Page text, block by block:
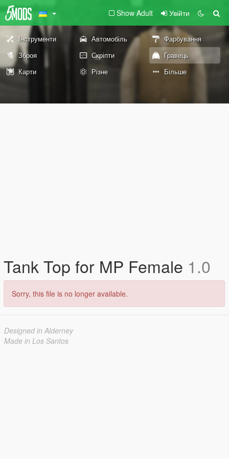
Show Adult Увійти
Інструменти Автомобіль
Фарбування
Зброя
Скріпти
Гравець
Карти
Різне Більше
Tank Top for MP Female 1.0
Sorry, this file is no longer available.
Designed in Alderney
Made in Los Santos